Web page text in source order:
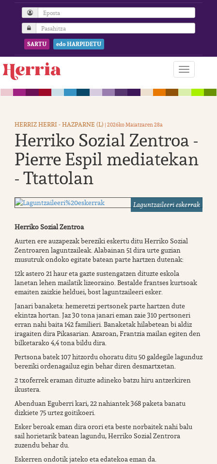
SARTU edo HARPIDETU
HERRIZ HERRI - HAZPARNE (L) | 2026ko Maiatzaren 28a
Herriko Sozial Zentroa -
Pierre Espil mediatekan
- Ttattolan
Laguntzaileeri eskerrak
Herriko Sozial Zentroa
Aurten ere auzapezak bereziki eskertu ditu Herriko Sozial
Zentroaren laguntzaileak. Alabainan 51 dira urte guzian
musutruk ondoko egitate batean parte hartzen dutenak:
12k astero 21 haur eta gazte sustengatzen dituzte eskola
lanetan lehen mailatik lizeoraino. Bestalde frantses kurtsoak
emaiten zaizkie helduei, bost laguntzaileeri esker.
Janari banaketa: hemeretzi pertsonek parte hartzen dute
ekintza hortan. Jaz 30 tona janari eman zaie 310 pertsoneri
erran nahi baita 142 familieri. Banaketak hilabetean bi aldiz
iragaiten dira Pikasarian. Azaroan, Frantzia mailan egiten den
bilketarako 4,4 tona bildu dira.
Pertsona batek 107 hitzordu ohoratu ditu 50 galdegile lagunduz
bereziki ordenagailuz egin behar diren desmartxetan.
2 txoferrek eraman dituzte adineko batzu hiru antzerkiren
ikustera.
Abenduan Eguberri kari, 22 nahiantek 368 paketa banatu
dizkiete 75 urtez goitikoeri.
Esker beroak eman dira orori eta beste norbaitek nahi balu
sail horietarik batean lagundu, Herriko Sozial Zentrora
zuzendu behar du.
Eskerren ondotik jateko eta edatekoa eman da.